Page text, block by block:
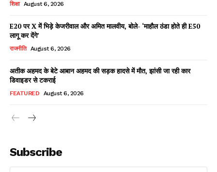
Facebook
Read Latest News on AIN
NEWS 1 App
शिक्षा August 6, 2026
E20 पर X में भिड़े केजरीवाल और अमित मालवीय, बोले- ‘माहौल ठंडा होते ही E50
लागू कर देंगे’
राजनीति August 6, 2026
अतीक अहमद के बेटे आबान अहमद की सड़क हादसे में मौत, झांसी जा रही कार
डिवाइडर से टकराई
FEATURED August 6, 2026
Subscribe